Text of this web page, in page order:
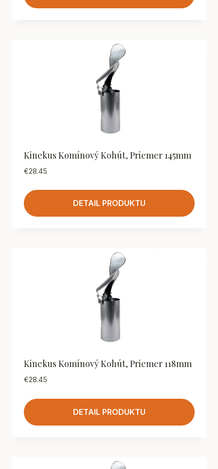
Kinekus Komínový Kohút, Priemer 145mm
€28.45
DETAIL PRODUKTU
Kinekus Komínový Kohút, Priemer 118mm
€28.45
DETAIL PRODUKTU